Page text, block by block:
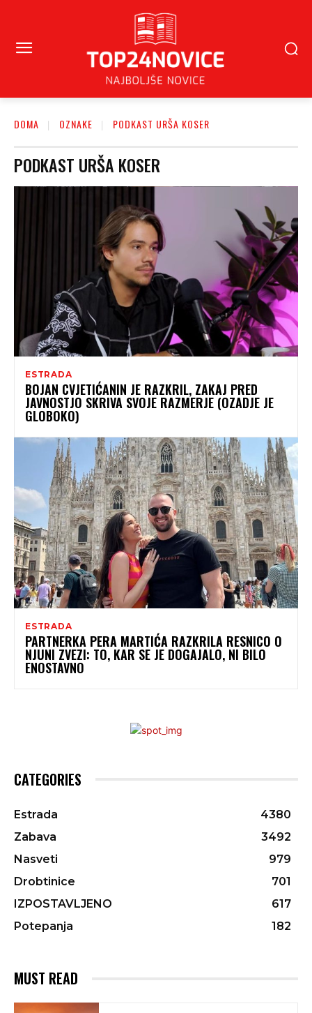
DOMA OZNAKE PODKAST URŠA KOSER
PODKAST URŠA KOSER
ESTRADA
BOJAN CVJETIĆANIN JE RAZKRIL, ZAKAJ PRED
JAVNOSTJO SKRIVA SVOJE RAZMERJE (OZADJE JE
GLOBOKO)
ESTRADA
PARTNERKA PERA MARTIĆA RAZKRILA RESNICO O
NJUNI ZVEZI: TO, KAR SE JE DOGAJALO, NI BILO
ENOSTAVNO
CATEGORIES
Estrada
4380
Zabava
3492
Nasveti
979
Drobtinice
701
IZPOSTAVLJENO
617
Potepanja
182
MUST READ